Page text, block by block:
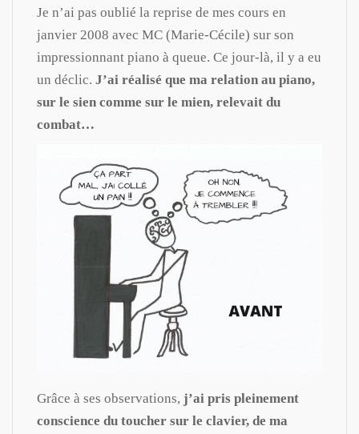
Je n’ai pas oublié la reprise de mes cours en
janvier 2008 avec MC (Marie-Cécile) sur son
impressionnant piano à queue. Ce jour-là, il y a eu
un déclic. J’ai réalisé que ma relation au piano,
sur le sien comme sur le mien, relevait du
combat…
Grâce à ses observations, j’ai pris pleinement
conscience du toucher sur le clavier, de ma